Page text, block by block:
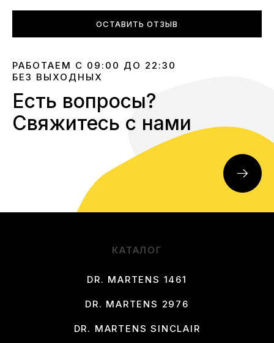
ОСТАВИТЬ ОТЗЫВ
РАБОТАЕМ С 09:00 ДО 22:30
БЕЗ ВЫХОДНЫХ
Есть вопросы?
Свяжитесь с нами
КАТАЛОГ
DR. MARTENS 1461
DR. MARTENS 2976
DR. MARTENS SINCLAIR